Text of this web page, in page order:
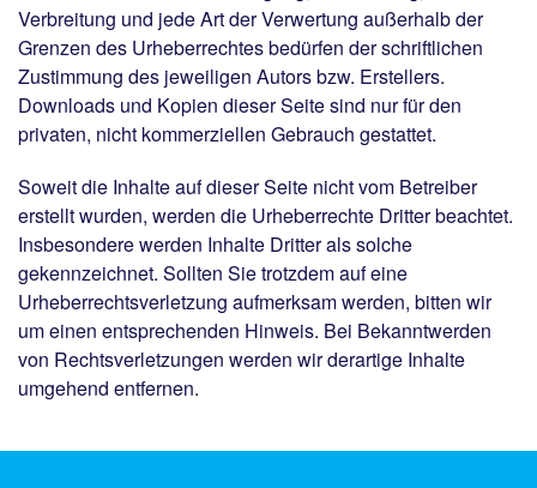
Verbreitung und jede Art der Verwertung außerhalb der
Grenzen des Urheberrechtes bedürfen der schriftlichen
Zustimmung des jeweiligen Autors bzw. Erstellers.
Downloads und Kopien dieser Seite sind nur für den
privaten, nicht kommerziellen Gebrauch gestattet.
Soweit die Inhalte auf dieser Seite nicht vom Betreiber
erstellt wurden, werden die Urheberrechte Dritter beachtet.
Insbesondere werden Inhalte Dritter als solche
gekennzeichnet. Sollten Sie trotzdem auf eine
Urheberrechtsverletzung aufmerksam werden, bitten wir
um einen entsprechenden Hinweis. Bei Bekanntwerden
von Rechtsverletzungen werden wir derartige Inhalte
umgehend entfernen.